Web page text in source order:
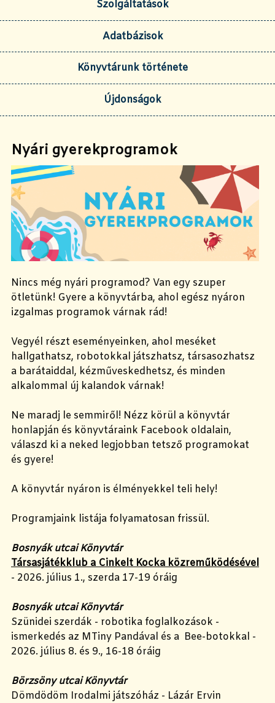
Szolgáltatások
Adatbázisok
Könyvtárunk története
Újdonságok
Nyári gyerekprogramok
Nincs még nyári programod? Van egy szuper
ötletünk! Gyere a könyvtárba, ahol egész nyáron
izgalmas programok várnak rád!
Vegyél részt eseményeinken, ahol meséket
hallgathatsz, robotokkal játszhatsz, társasozhatsz
a barátaiddal, kézműveskedhetsz, és minden
alkalommal új kalandok várnak!
Ne maradj le semmiről! Nézz körül a könyvtár
honlapján és könyvtáraink Facebook oldalain,
válaszd ki a neked legjobban tetsző programokat
és gyere!
A könyvtár nyáron is élményekkel teli hely!
Programjaink listája folyamatosan frissül.
Bosnyák utcai Könyvtár
Társasjátékklub a Cinkelt Kocka közreműködésével
- 2026. július 1., szerda 17-19 óráig
Bosnyák utcai Könyvtár
Szünidei szerdák - robotika foglalkozások -
ismerkedés az MTiny Pandával és a Bee-botokkal -
2026. július 8. és 9., 16-18 óráig
Börzsöny utcai Könyvtár
Dömdödöm Irodalmi játszóház - Lázár Ervin